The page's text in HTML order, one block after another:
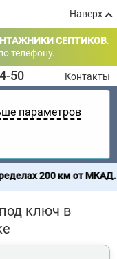
Наверх
СЕПТИКОВ.
телефону.
50 Контакты
параметров
МКАД. Продажа
ключ в